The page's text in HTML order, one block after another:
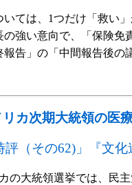
ては、1つだけ「救い
の強い意向で、「保険
告」の「中間報告後の
カ次期大統領の医
評（その62)」『文
の大統領選挙では、民